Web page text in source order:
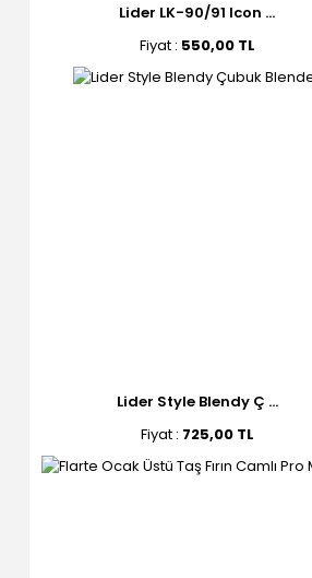
Lider LK-90/91 Icon ...
Fiyat : 550,00 TL
Lider Style Blendy Ç ...
Fiyat : 725,00 TL